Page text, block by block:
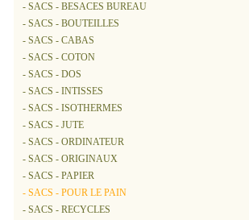
- SACS - BESACES BUREAU
- SACS - BOUTEILLES
- SACS - CABAS
- SACS - COTON
- SACS - DOS
- SACS - INTISSES
- SACS - ISOTHERMES
- SACS - JUTE
- SACS - ORDINATEUR
- SACS - ORIGINAUX
- SACS - PAPIER
- SACS - POUR LE PAIN
- SACS - RECYCLES